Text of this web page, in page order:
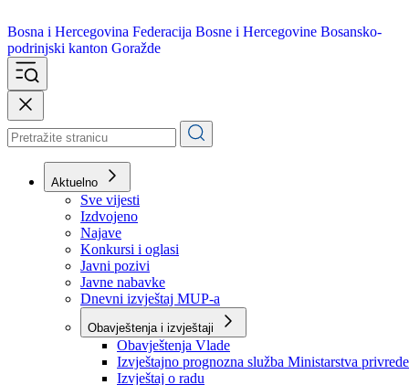
Bosna i Hercegovina
podrinjski kanton Goražde
Aktuelno
Sve vijesti
Izdvojeno
Najave
Konkursi i oglasi
Javni pozivi
Javne nabavke
Dnevni izvještaj MUP-a
Obavještenja i izvještaji